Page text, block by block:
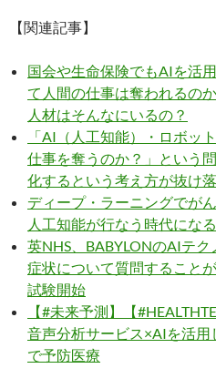
【関連記事】
国会や生命保険でもAIを活
て人間の仕事は奪われるの
人材はそんなにいるの？
「AI（人工知能）・ロボッ
仕事を奪うのか？」という
化するという考え方が抜け
ディープ・ラーニングでが
人工知能が行なう時代にな
英NHS、BABYLONのAIテ
症状について質問すること
試験開始
【#未来予測】【
音声分析サービス×AIを活
で予防医療